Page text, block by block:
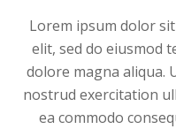
Lorem ipsum dolor
elit, sed do eiusmod
dolore magna aliqua.
nostrud exercitation
ea commodo